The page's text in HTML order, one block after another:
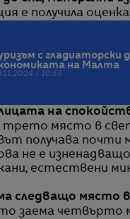
е получила
с
на Малта
/ 10:53
на
трето място в
получава почти
не е
естествени
следващо място
заема четвърто